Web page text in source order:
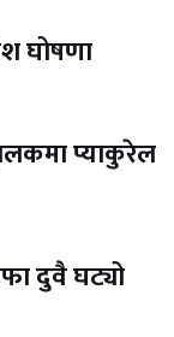
घोषणा
प्याकुरेल
दुवै घट्यो